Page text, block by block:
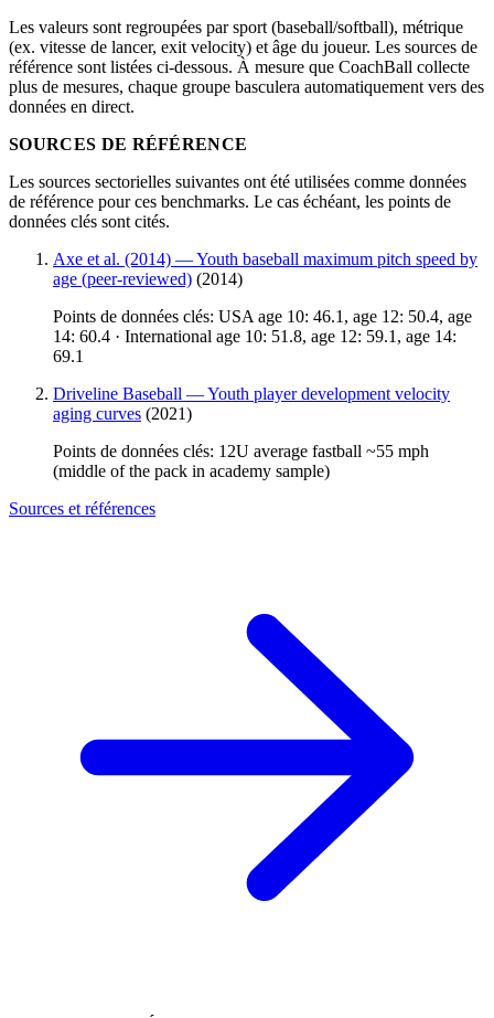
Les valeurs sont regroupées par sport (baseball/softball), métrique
(ex. vitesse de lancer, exit velocity) et âge du joueur. Les sources de
référence sont listées ci-dessous. À mesure que CoachBall collecte
plus de mesures, chaque groupe basculera automatiquement vers des
données en direct.
SOURCES DE RÉFÉRENCE
Les sources sectorielles suivantes ont été utilisées comme données
de référence pour ces benchmarks. Le cas échéant, les points de
données clés sont cités.
Axe et al. (2014) — Youth baseball maximum pitch speed by
age (peer-reviewed) (2014)
Points de données clés: USA age 10: 46.1, age 12: 50.4, age
14: 60.4 · International age 10: 51.8, age 12: 59.1, age 14:
69.1
Driveline Baseball — Youth player development velocity
aging curves (2021)
Points de données clés: 12U average fastball ~55 mph
(middle of the pack in academy sample)
Sources et références